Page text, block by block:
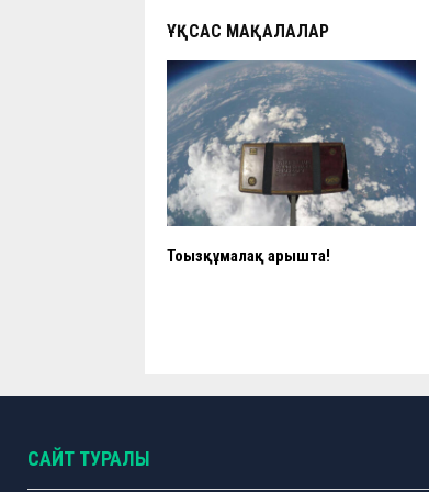
k
p
ҰҚСАС МАҚАЛАЛАР
Тоғызқұмалақ ғарышта!
САЙТ ТУРАЛЫ